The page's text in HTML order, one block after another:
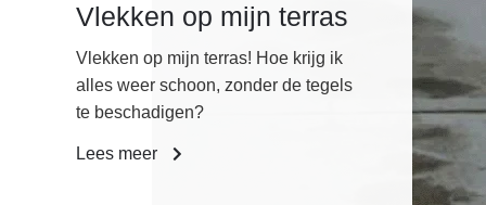
Vlekken op mijn terras
Vlekken op mijn terras! Hoe krijg ik
alles weer schoon, zonder de tegels
te beschadigen?
Lees meer